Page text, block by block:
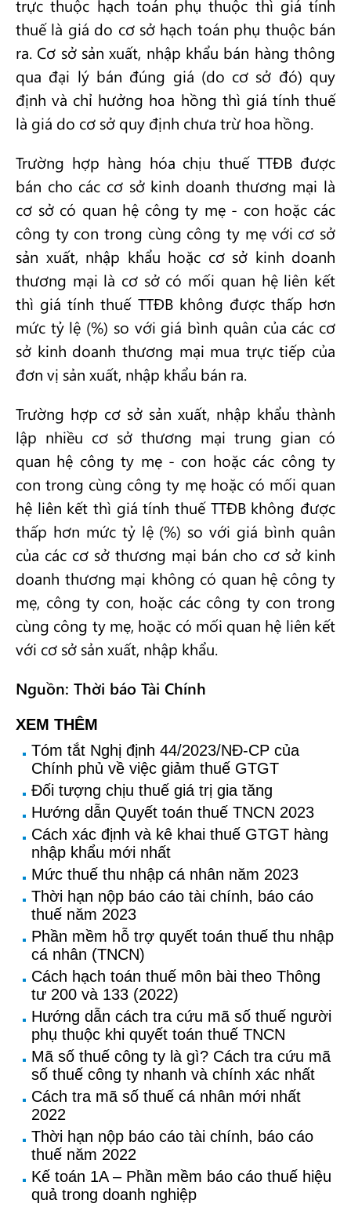
trực thuộc hạch toán phụ thuộc thì giá tính
thuế là giá do cơ sở hạch toán phụ thuộc bán
ra. Cơ sở sản xuất, nhập khẩu bán hàng thông
qua đại lý bán đúng giá (do cơ sở đó) quy
định và chỉ hưởng hoa hồng thì giá tính thuế
là giá do cơ sở quy định chưa trừ hoa hồng.
Trường hợp hàng hóa chịu thuế TTĐB được
bán cho các cơ sở kinh doanh thương mại là
cơ sở có quan hệ công ty mẹ - con hoặc các
công ty con trong cùng công ty mẹ với cơ sở
sản xuất, nhập khẩu hoặc cơ sở kinh doanh
thương mại là cơ sở có mối quan hệ liên kết
thì giá tính thuế TTĐB không được thấp hơn
mức tỷ lệ (%) so với giá bình quân của các cơ
sở kinh doanh thương mại mua trực tiếp của
đơn vị sản xuất, nhập khẩu bán ra.
Trường hợp cơ sở sản xuất, nhập khẩu thành
lập nhiều cơ sở thương mại trung gian có
quan hệ công ty mẹ - con hoặc các công ty
con trong cùng công ty mẹ hoặc có mối quan
hệ liên kết thì giá tính thuế TTĐB không được
thấp hơn mức tỷ lệ (%) so với giá bình quân
của các cơ sở thương mại bán cho cơ sở kinh
doanh thương mại không có quan hệ công ty
mẹ, công ty con, hoặc các công ty con trong
cùng công ty mẹ, hoặc có mối quan hệ liên kết
với cơ sở sản xuất, nhập khẩu.
Nguồn: Thời báo Tài Chính
XEM THÊM
Tóm tắt Nghị định 44/2023/NĐ-CP của
Chính phủ về việc giảm thuế GTGT
Đối tượng chịu thuế giá trị gia tăng
Hướng dẫn Quyết toán thuế TNCN 2023
Cách xác định và kê khai thuế GTGT hàng
nhập khẩu mới nhất
Mức thuế thu nhập cá nhân năm 2023
Thời hạn nộp báo cáo tài chính, báo cáo
thuế năm 2023
Phần mềm hỗ trợ quyết toán thuế thu nhập
cá nhân (TNCN)
Cách hạch toán thuế môn bài theo Thông
tư 200 và 133 (2022)
Hướng dẫn cách tra cứu mã số thuế người
phụ thuộc khi quyết toán thuế TNCN
Mã số thuế công ty là gì? Cách tra cứu mã
số thuế công ty nhanh và chính xác nhất
Cách tra mã số thuế cá nhân mới nhất
2022
Thời hạn nộp báo cáo tài chính, báo cáo
thuế năm 2022
Kế toán 1A – Phần mềm báo cáo thuế hiệu
quả trong doanh nghiệp